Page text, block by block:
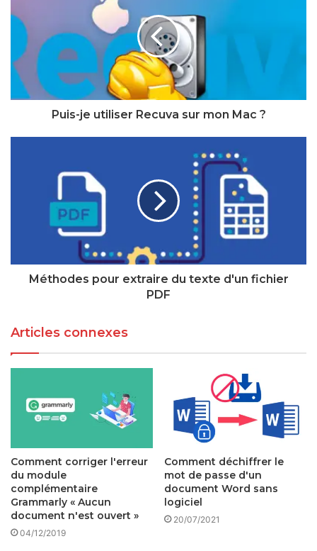
Puis-je utiliser Recuva sur mon Mac ?
Méthodes pour extraire du texte d'un fichier
PDF
Articles connexes
Comment corriger l'erreur
du module
complémentaire
Grammarly « Aucun
document n'est ouvert »
04/12/2019
Comment déchiffrer le
mot de passe d'un
document Word sans
logiciel
20/07/2021